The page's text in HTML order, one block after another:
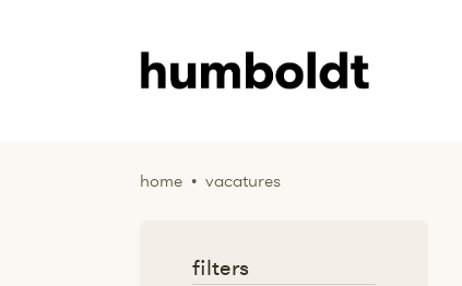
home • vacatures
filters